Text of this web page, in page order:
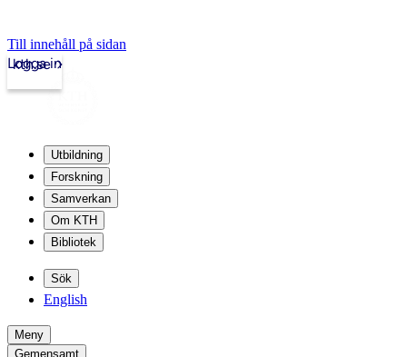
Till innehåll på sidan
kth.se
Logga in
Utbildning
Forskning
Samverkan
Om KTH
Bibliotek
Sök
English
Meny
Gemensamt